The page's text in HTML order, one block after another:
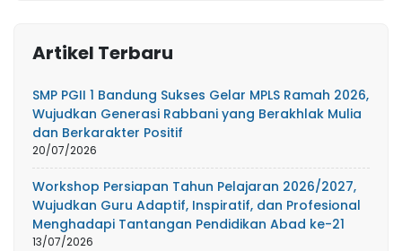
Artikel Terbaru
SMP PGII 1 Bandung Sukses Gelar MPLS Ramah 2026,
Wujudkan Generasi Rabbani yang Berakhlak Mulia
dan Berkarakter Positif
20/07/2026
Workshop Persiapan Tahun Pelajaran 2026/2027,
Wujudkan Guru Adaptif, Inspiratif, dan Profesional
Menghadapi Tantangan Pendidikan Abad ke-21
13/07/2026